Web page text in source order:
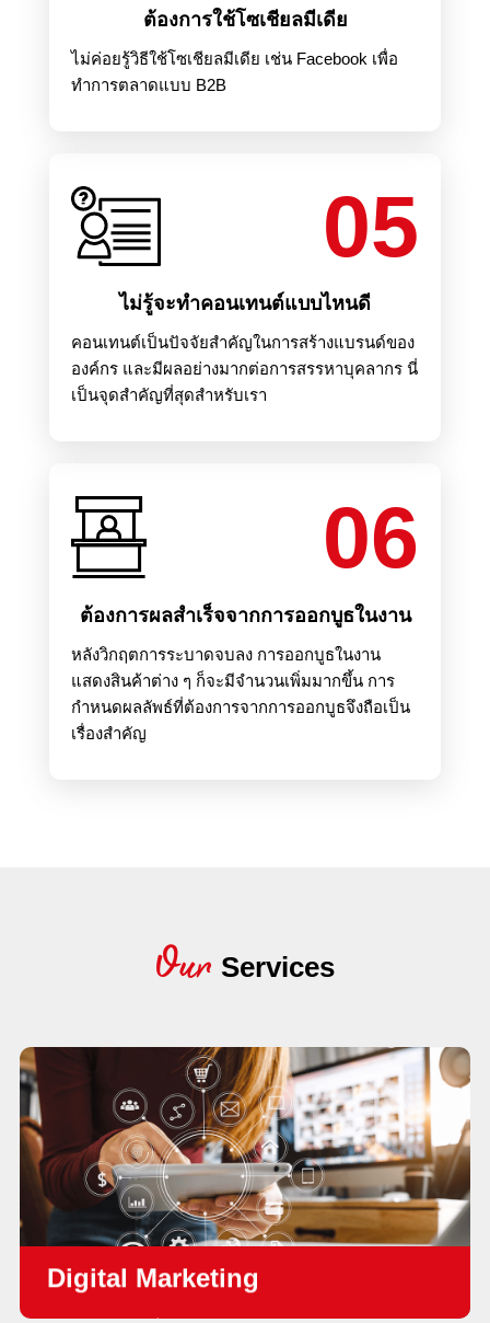
ต้องการใช้โซเชียลมีเดีย
ไม่ค่อยรู้วิธีใช้โซเชียลมีเดีย เช่น Facebook เพื่อ
ทำการตลาดแบบ B2B
05
ไม่รู้จะทำคอนเทนต์แบบไหนดี
คอนเทนต์เป็นปัจจัยสำคัญในการสร้างแบรนด์ของ
องค์กร และมีผลอย่างมากต่อการสรรหาบุคลากร นี่
เป็นจุดสำคัญที่สุดสำหรับเรา
06
ต้องการผลสำเร็จจากการออกบูธในงาน
หลังวิกฤตการระบาดจบลง การออกบูธในงาน
แสดงสินค้าต่าง ๆ ก็จะมีจำนวนเพิ่มมากขึ้น การ
กำหนดผลลัพธ์ที่ต้องการจากการออกบูธจึงถือเป็น
เรื่องสำคัญ
Our Services
Digital Marketing